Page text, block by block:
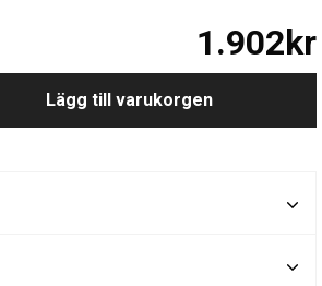
1.902kr
Lägg till varukorgen